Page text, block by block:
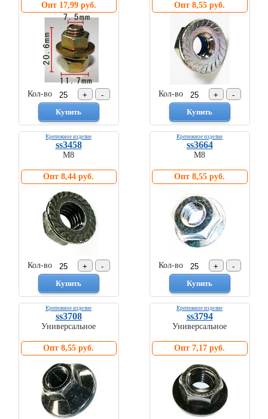
Комплекты
ходового
автокрепежа
оборудование
автокрепежа
стеклоомывателя
автокрепежа
Опт 17,99 руб.
Кол-во
Опт 8,55 руб.
Кол-во
Крепежное изделие
ss3458
М8
Опт 8,44 руб.
Кол-во
Крепежное изделие
ss3664
М8
Опт 8,55 руб.
Кол-во
Крепежное изделие
ss3708
Универсальное
Опт 8,55 руб.
Крепежное изделие
ss3794
Универсальное
Опт 7,17 руб.